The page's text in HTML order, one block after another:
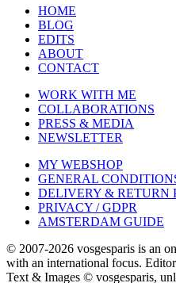
HOME
BLOG
EDITS
ABOUT
CONTACT
WORK WITH ME
COLLABORATIONS
PRESS & MEDIA
NEWSLETTER
MY WEBSHOP
GENERAL
DELIVERY & RETURN
PRIVACY / GDPR
AMSTERDAM GUIDE
© 2007-2026 vosgesparis is an
with an international focus.
Text & Images © vosgesparis,